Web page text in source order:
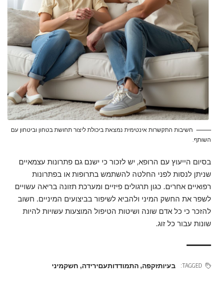
חשיבות התקשרות אינטימית נמצאת ביכולת ליצור תחושת בטחון וביטחון עם
השותף.
בסיום הייעוץ עם הרופא, יש לזכור כי ישנם גם פתרונות עצמאיים
שניתן לנסות לפני החלטה להשתמש בתרופות או בפתרונות
רפואיים אחרים. כגון תרגולים פיזיים ומערכת תזונה בריאה עשויים
לשפר את החשק המיני ולהביא לשיפור בביצועים המיניים. חשוב
להזכר כי כל אדם שונה ושיטות הטיפול המוצעות עשויות להיות
שונות עבור כל זוג.
TAGGED: בעיותזקפה, התמודדותעםירידה, חשקמיני